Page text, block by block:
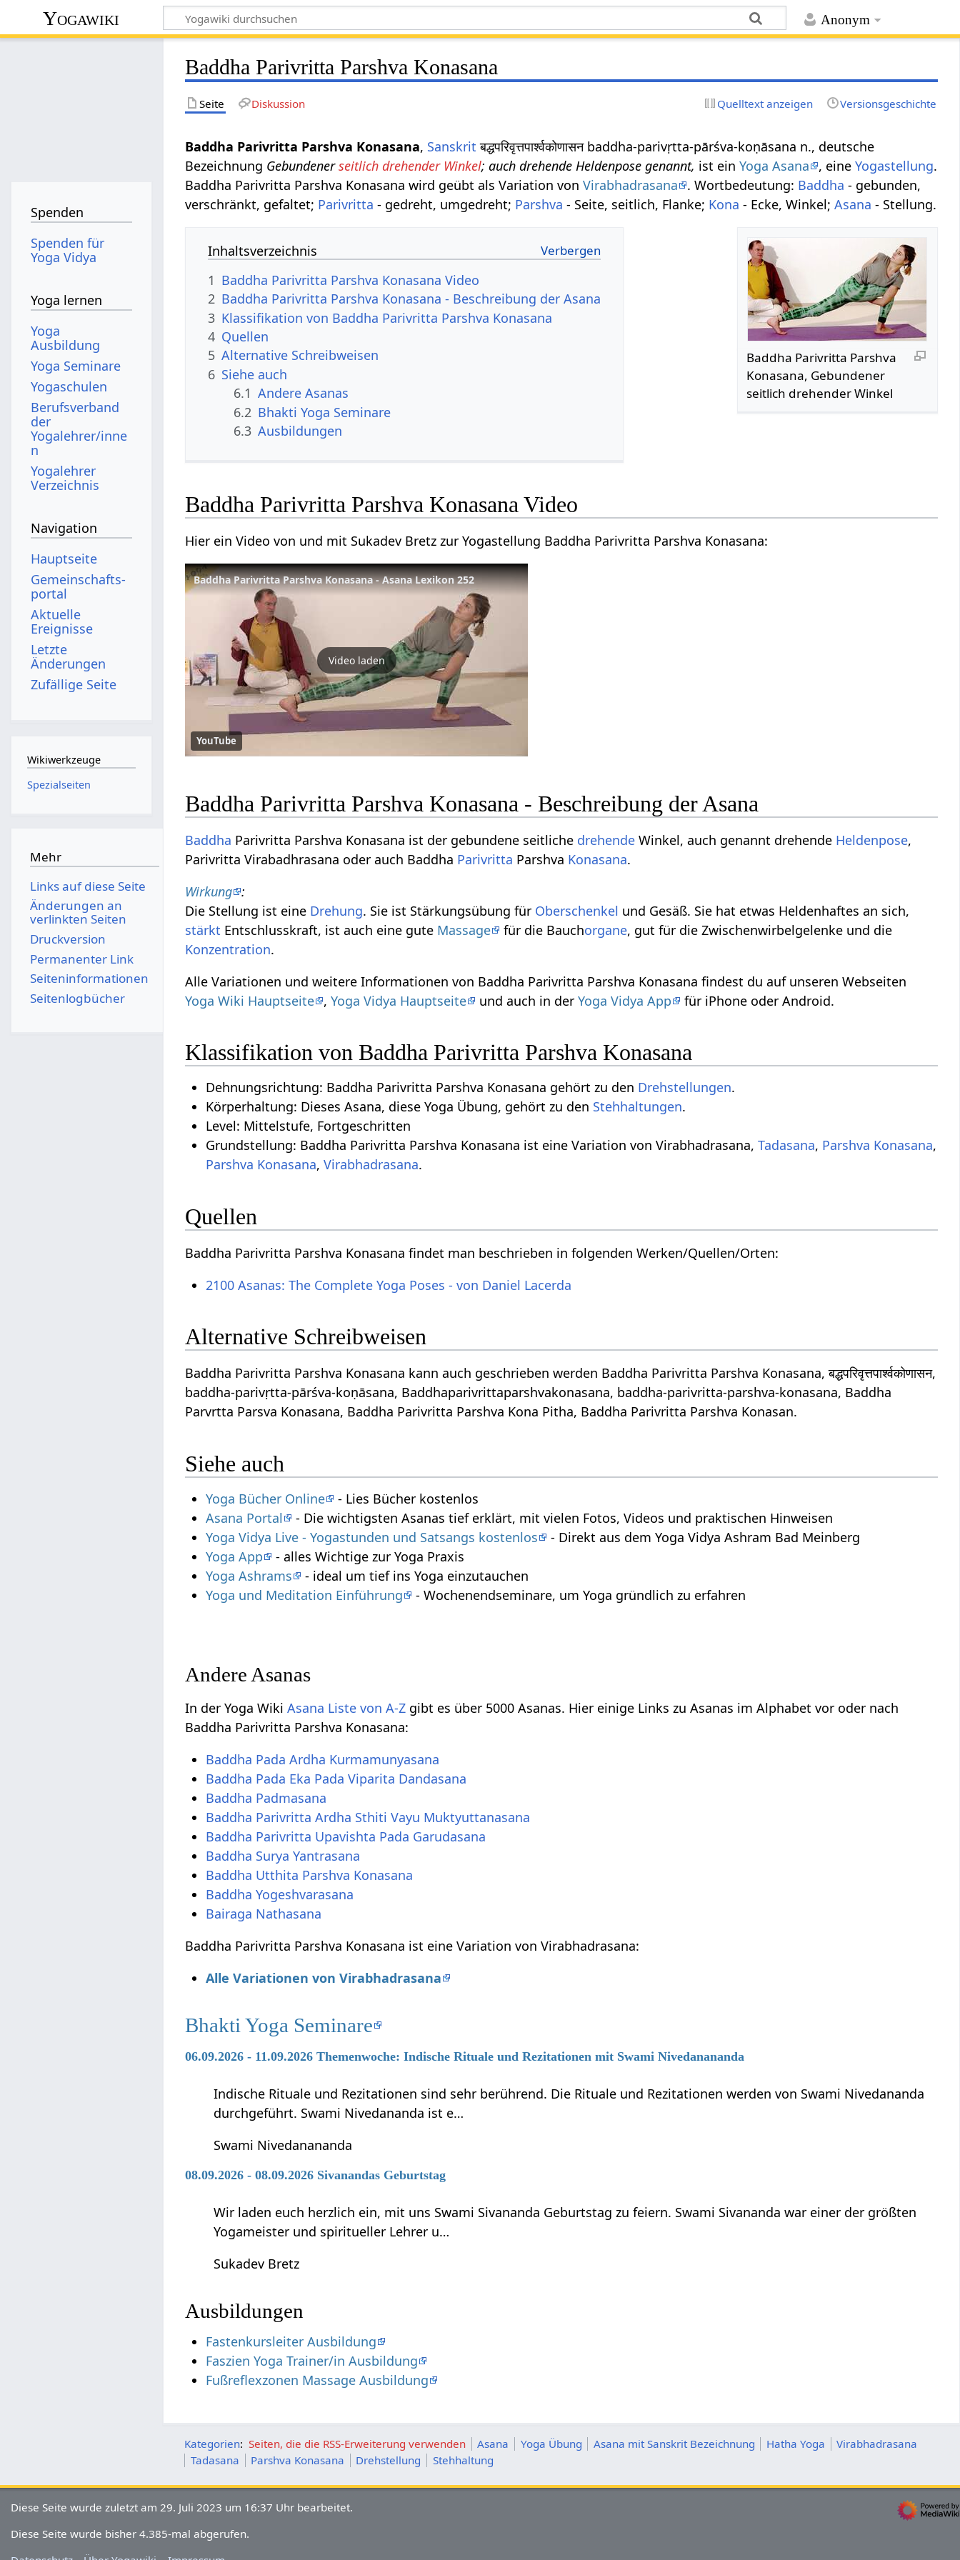
Anonym
Yogawiki
Baddha Parivritta Parshva Konasana
Seite Diskussion Quelltext anzeigen Versionsgeschichte
Baddha Parivritta Parshva Konasana, Sanskrit बद्धपरिवृत्तपार्श्वकोणासन baddha-parivṛtta-pārśva-koṇāsana n., deutsche
Bezeichnung Gebundenerseitlich drehender Winkel; auch drehende Heldenpose genannt, ist einYoga Asana , eineYogastellung.
Baddha Parivritta Parshva Konasana wird geübt als Variation vonVirabhadrasana . Wortbedeutung: Baddha - gebunden,
verschränkt, gefaltet; Parivritta - gedreht, umgedreht; Parshva - Seite, seitlich, Flanke; Kona - Ecke, Winkel;Asana - Stellung.
Baddha Parivritta Parshva
Konasana, Gebundener
seitlich drehender Winkel
Inhaltsverzeichnis
1 Baddha Parivritta Parshva Konasana Video
2 Baddha Parivritta Parshva Konasana - Beschreibung der Asana
3 Klassifikation von Baddha Parivritta Parshva Konasana
4 Quellen
5 Alternative Schreibweisen
6 Siehe auch
6.1 Andere Asanas
6.2 Bhakti Yoga Seminare
6.3 Ausbildungen
Baddha Parivritta Parshva Konasana Video
Hier ein Video von und mit Sukadev Bretz zur Yogastellung Baddha Parivritta Parshva Konasana:
Baddha Parivritta Parshva Konasana - Asana Lexikon 252
Video laden
YouTube
Baddha Parivritta Parshva Konasana - Beschreibung der Asana
Baddha Parivritta Parshva Konasana ist der gebundene seitliche drehende Winkel, auch genannt drehende Heldenpose,
Parivritta Virabadhrasana oder auch Baddha Parivritta Parshva Konasana.
Wirkung :
Die Stellung ist eine Drehung. Sie ist Stärkungsübung für Oberschenkel und Gesäß. Sie hat etwas Heldenhaftes an sich,
stärkt Entschlusskraft, ist auch eine gute Massage für die Bauchorgane, gut für die Zwischenwirbelgelenke und die
Konzentration.
Alle Variationen und weitere Informationen von Baddha Parivritta Parshva Konasana findest du auf unseren Webseiten
Yoga Wiki Hauptseite ,Yoga Vidya Hauptseite und auch in derYoga Vidya App für iPhone oder Android.
Klassifikation von Baddha Parivritta Parshva Konasana
Dehnungsrichtung: Baddha Parivritta Parshva Konasana gehört zu den Drehstellungen.
Körperhaltung: Dieses Asana, diese Yoga Übung, gehört zu den Stehhaltungen.
Level: Mittelstufe, Fortgeschritten
Grundstellung: Baddha Parivritta Parshva Konasana ist eine Variation von Virabhadrasana,Tadasana, Parshva Konasana,
Parshva Konasana,Virabhadrasana.
Quellen
Baddha Parivritta Parshva Konasana findet man beschrieben in folgenden Werken/Quellen/Orten:
2100 Asanas: The Complete Yoga Poses - von Daniel Lacerda
Alternative Schreibweisen
Baddha Parivritta Parshva Konasana kann auch geschrieben werden Baddha Parivritta Parshva Konasana, बद्धपरिवृत्तपार्श्वकोणासन,
baddha-parivṛtta-pārśva-koṇāsana, Baddhaparivrittaparshvakonasana, baddha-parivritta-parshva-konasana, Baddha
Parvrtta Parsva Konasana, Baddha Parivritta Parshva Kona Pitha, Baddha Parivritta Parshva Konasan.
Siehe auch
Yoga Bücher Online
- Lies Bücher kostenlos
Asana Portal
- Die wichtigsten Asanas tief erklärt, mit vielen Fotos, Videos und praktischen Hinweisen
Yoga Vidya Live - Yogastunden und Satsangs kostenlos
- Direkt aus dem Yoga Vidya Ashram Bad Meinberg
Yoga App
- alles Wichtige zur Yoga Praxis
Yoga Ashrams
- ideal um tief ins Yoga einzutauchen
Yoga und Meditation Einführung
- Wochenendseminare, um Yoga gründlich zu erfahren
Andere Asanas
In der Yoga WikiAsana Liste von A-Z gibt es über 5000 Asanas. Hier einige Links zu Asanas im Alphabet vor oder nach
Baddha Parivritta Parshva Konasana:
Baddha Pada Ardha Kurmamunyasana
Baddha Pada Eka Pada Viparita Dandasana
Baddha Padmasana
Baddha Parivritta Ardha Sthiti Vayu Muktyuttanasana
Baddha Parivritta Upavishta Pada Garudasana
Baddha Surya Yantrasana
Baddha Utthita Parshva Konasana
Baddha Yogeshvarasana
Bairaga Nathasana
Baddha Parivritta Parshva Konasana ist eine Variation von Virabhadrasana:
Alle Variationen von Virabhadrasana
Bhakti Yoga Seminare
06.09.2026 - 11.09.2026 Themenwoche: Indische Rituale und Rezitationen mit Swami Nivedanananda
Indische Rituale und Rezitationen sind sehr berührend. Die Rituale und Rezitationen werden von Swami Nivedananda
durchgeführt. Swami Nivedananda ist e…
Swami Nivedanananda
08.09.2026 - 08.09.2026 Sivanandas Geburtstag
Wir laden euch herzlich ein, mit uns Swami Sivananda Geburtstag zu feiern. Swami Sivananda war einer der größten
Yogameister und spiritueller Lehrer u…
Sukadev Bretz
Ausbildungen
Fastenkursleiter Ausbildung
Faszien Yoga Trainer/in Ausbildung
Fußreflexzonen Massage Ausbildung
Kategorien: Seiten, die die RSS-Erweiterung verwenden Asana Yoga Übung Asana mit Sanskrit Bezeichnung Hatha Yoga
Virabhadrasana
Tadasana
Parshva Konasana Drehstellung Stehhaltung
Spenden
Spenden für
Yoga Vidya
Yoga lernen
Yoga
Ausbildung
Yoga Seminare
Yogaschulen
Berufsverband
der
Yogalehrer/inne
n
Yogalehrer
Verzeichnis
Navigation
Hauptseite
Gemeinschafts­
portal
Aktuelle
Ereignisse
Letzte
Änderungen
Zufällige Seite
Wikiwerkzeuge
Spezialseiten
Mehr
Links auf diese Seite
Änderungen an
verlinkten Seiten
Druckversion
Permanenter Link
Seiten­­informationen
Seitenlogbücher
Diese Seite wurde zuletzt am 29. Juli 2023 um 16:37 Uhr bearbeitet.
Diese Seite wurde bisher 4.385-mal abgerufen.